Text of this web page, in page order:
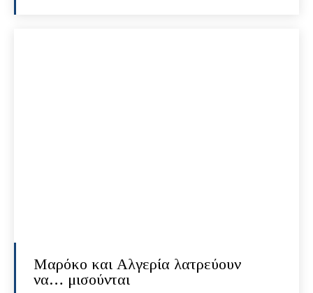
Μαρόκο και Αλγερία λατρεύουν
να… μισούνται